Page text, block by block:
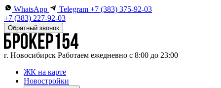
WhatsApp Telegram +7 (383) 375-92-03
+7 (383) 227-92-03
Обратный звонок
г. Новосибирск Работаем ежедневно с 8:00 до 23:00
ЖК на карте
Новостройки